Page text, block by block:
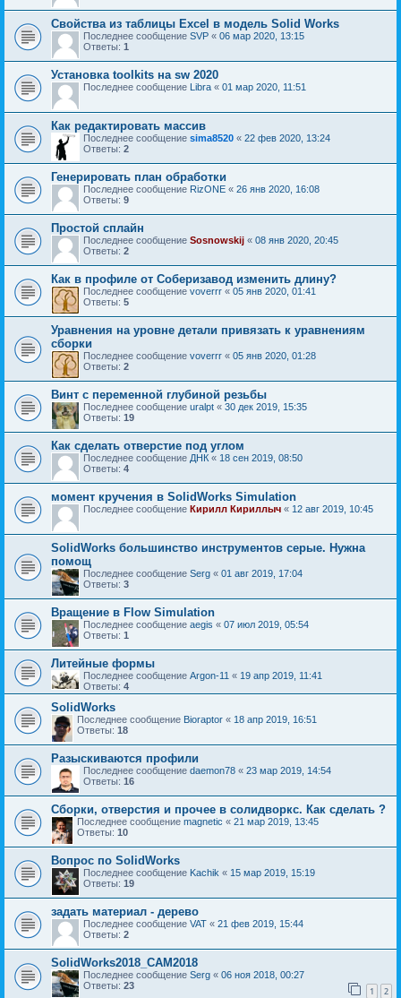
Свойства из таблицы Excel в модель Solid Works
Последнее сообщение SVP « 06 мар 2020, 13:15
Ответы: 1
Установка toolkits на sw 2020
Последнее сообщение Libra « 01 мар 2020, 11:51
Как редактировать массив
Последнее сообщение sima8520 « 22 фев 2020, 13:24
Ответы: 2
Генерировать план обработки
Последнее сообщение RizONE « 26 янв 2020, 16:08
Ответы: 9
Простой сплайн
Последнее сообщение Sosnowskij « 08 янв 2020, 20:45
Ответы: 2
Как в профиле от Соберизавод изменить длину?
Последнее сообщение voverrr « 05 янв 2020, 01:41
Ответы: 5
Уравнения на уровне детали привязать к уравнениям
сборки
Последнее сообщение voverrr « 05 янв 2020, 01:28
Ответы: 2
Винт с переменной глубиной резьбы
Последнее сообщение uralpt « 30 дек 2019, 15:35
Ответы: 19
Как сделать отверстие под углом
Последнее сообщение ДНК « 18 сен 2019, 08:50
Ответы: 4
момент кручения в SolidWorks Simulation
Последнее сообщение Кирилл Кириллыч « 12 авг 2019, 10:45
SolidWorks большинство инструментов серые. Нужна
помощ
Последнее сообщение Serg « 01 авг 2019, 17:04
Ответы: 3
Вращение в Flow Simulation
Последнее сообщение aegis « 07 июл 2019, 05:54
Ответы: 1
Литейные формы
Последнее сообщение Argon-11 « 19 апр 2019, 11:41
Ответы: 4
SolidWorks
Последнее сообщение Bioraptor « 18 апр 2019, 16:51
Ответы: 18
Разыскиваются профили
Последнее сообщение daemon78 « 23 мар 2019, 14:54
Ответы: 16
Сборки, отверстия и прочее в солидворкс. Как сделать ?
Последнее сообщение magnetic « 21 мар 2019, 13:45
Ответы: 10
Вопрос по SolidWorks
Последнее сообщение Kachik « 15 мар 2019, 15:19
Ответы: 19
задать материал - дерево
Последнее сообщение VAT « 21 фев 2019, 15:44
Ответы: 2
SolidWorks2018_CAM2018
Последнее сообщение Serg « 06 ноя 2018, 00:27
Ответы: 23 1 2